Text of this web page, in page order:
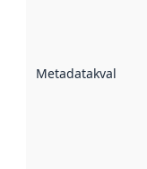
Metadatakvalitet